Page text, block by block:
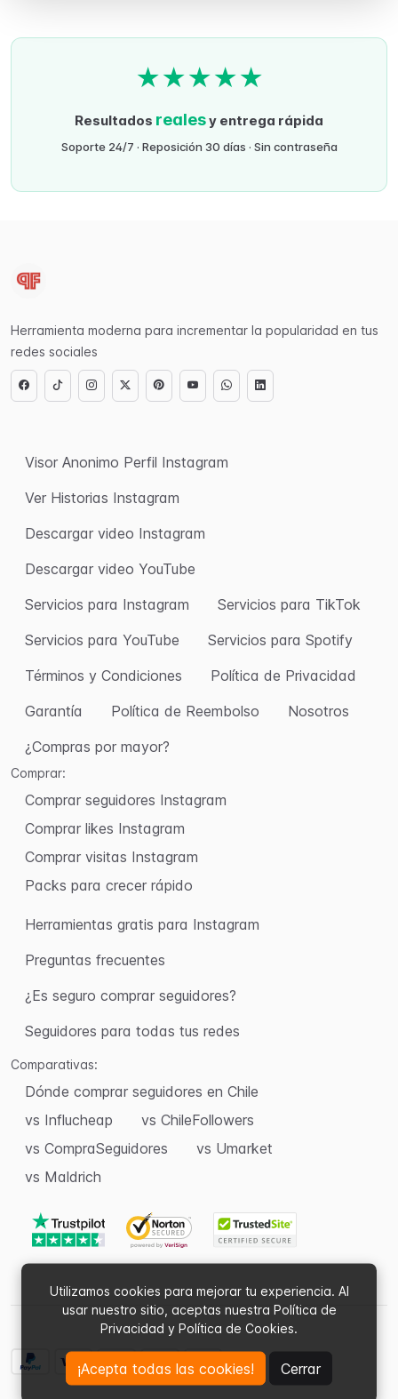
★★★★★
Resultados realesy entrega rápida
Soporte 24/7 · Reposición 30 días · Sin contraseña
Utilizamos cookies para mejorar tu experiencia. Al
usar nuestro sitio, aceptas nuestra Política de
Privacidad y Política de Cookies.
¡Acepta todas las cookies! Cerrar
Herramienta moderna para incrementar la popularidad en tus
redes sociales
Visor Anonimo Perfil Instagram
Ver Historias Instagram
Descargar video Instagram
Descargar video YouTube
Servicios para Instagram
Servicios para TikTok
Servicios para YouTube
Servicios para Spotify
Términos y Condiciones
Política de Privacidad
Garantía
Política de Reembolso
Nosotros
¿Compras por mayor?
Comprar:
Comprar seguidores Instagram
Comprar likes Instagram
Comprar visitas Instagram
Packs para crecer rápido
Herramientas gratis para Instagram
Preguntas frecuentes
¿Es seguro comprar seguidores?
Seguidores para todas tus redes
Comparativas:
Dónde comprar seguidores en Chile
vs Influcheap
vs ChileFollowers
vs CompraSeguidores
vs Umarket
vs Maldrich